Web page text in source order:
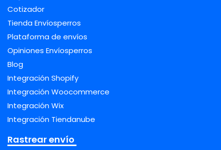
Cotizador
Tienda Envíosperros
Plataforma de envíos
Opiniones Envíosperros
Blog
Integración Shopify
Integración Woocommerce
Integración Wix
Integración Tiendanube
Rastrear envío